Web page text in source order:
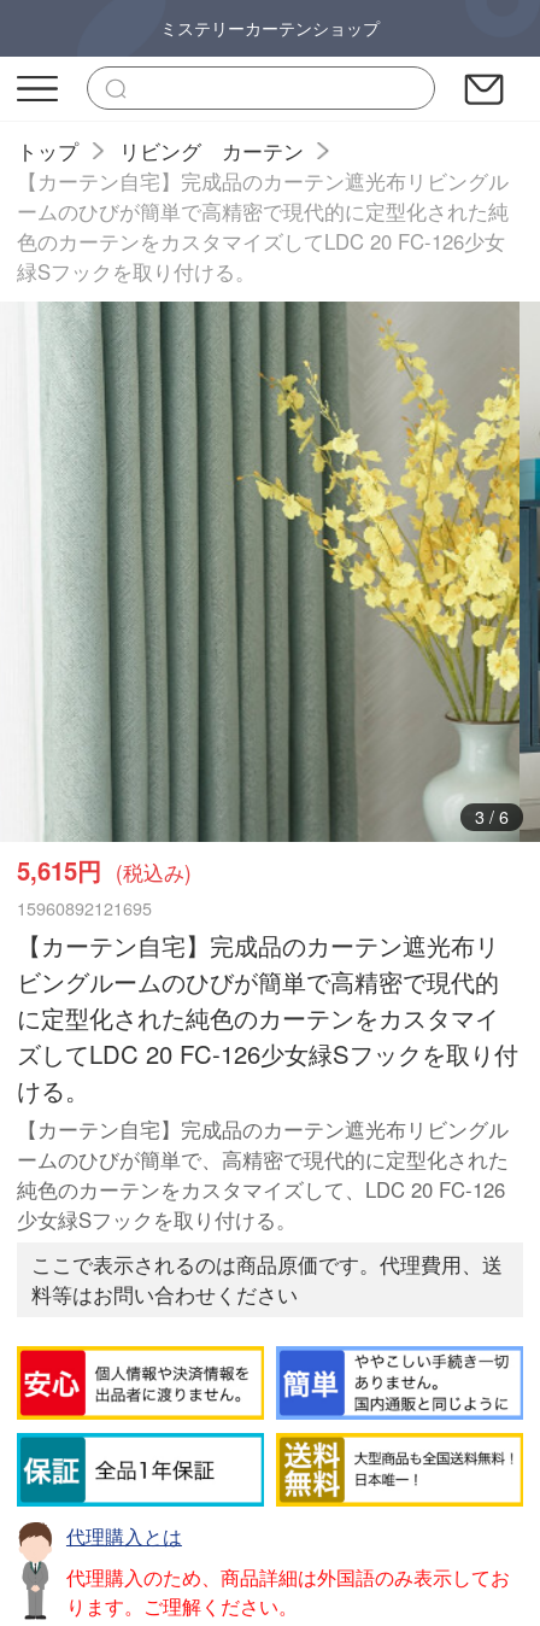
ミステリーカーテンショップ
トップ
リビング カーテン
【カーテン自宅】完成品のカーテン遮光布リビングル
ームのひびが簡単で高精密で現代的に定型化された純
色のカーテンをカスタマイズしてLDC 20 FC-126少女
緑Sフックを取り付ける。
3/ 6
5,615円 (税込み)
15960892121695
【カーテン自宅】完成品のカーテン遮光布リ
ビングルームのひびが簡単で高精密で現代的
に定型化された純色のカーテンをカスタマイ
ズしてLDC 20 FC-126少女緑Sフックを取り付
ける。
【カーテン自宅】完成品のカーテン遮光布リビングル
ームのひびが簡単で、高精密で現代的に定型化された
純色のカーテンをカスタマイズして、LDC 20 FC-126
少女緑Sフックを取り付ける。
ここで表示されるのは商品原価です。代理費用、送
料等はお問い合わせください
代理購入とは
代理購入のため、商品詳細は外国語のみ表示してお
ります。ご理解ください。